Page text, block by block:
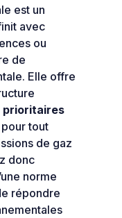
est un
avec
ou
de
Elle offre
prioritaires
pour tout
de gaz
donc
norme
répondre